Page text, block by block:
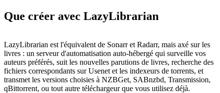
Que créer avec LazyLibrarian
LazyLibrarian est l'équivalent de Sonarr et Radarr, mais axé sur les
livres : un serveur d'automatisation auto-hébergé qui surveille vos
auteurs préférés, suit les nouvelles parutions de livres, recherche des
fichiers correspondants sur Usenet et les indexeurs de torrents, et
transmet les versions choisies à NZBGet, SABnzbd, Transmission,
qBittorrent, ou tout autre téléchargeur que vous utilisez déjà.